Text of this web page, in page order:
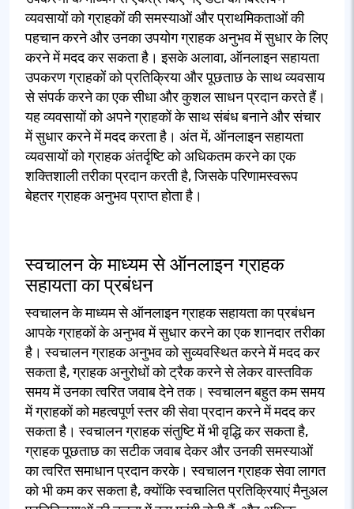
व्यवसायों को ग्राहकों की समस्याओं और प्राथमिकताओं की
पहचान करने और उनका उपयोग ग्राहक अनुभव में सुधार के लिए
करने में मदद कर सकता है। इसके अलावा, ऑनलाइन सहायता
उपकरण ग्राहकों को प्रतिक्रिया और पूछताछ के साथ व्यवसाय
से संपर्क करने का एक सीधा और कुशल साधन प्रदान करते हैं।
यह व्यवसायों को अपने ग्राहकों के साथ संबंध बनाने और संचार
में सुधार करने में मदद करता है। अंत में, ऑनलाइन सहायता
व्यवसायों को ग्राहक अंतर्दृष्टि को अधिकतम करने का एक
शक्तिशाली तरीका प्रदान करती है, जिसके परिणामस्वरूप
बेहतर ग्राहक अनुभव प्राप्त होता है।
स्वचालन के माध्यम से ऑनलाइन ग्राहक
सहायता का प्रबंधन
स्वचालन के माध्यम से ऑनलाइन ग्राहक सहायता का प्रबंधन
आपके ग्राहकों के अनुभव में सुधार करने का एक शानदार तरीका
है। स्वचालन ग्राहक अनुभव को सुव्यवस्थित करने में मदद कर
सकता है, ग्राहक अनुरोधों को ट्रैक करने से लेकर वास्तविक
समय में उनका त्वरित जवाब देने तक। स्वचालन बहुत कम समय
में ग्राहकों को महत्वपूर्ण स्तर की सेवा प्रदान करने में मदद कर
सकता है। स्वचालन ग्राहक संतुष्टि में भी वृद्धि कर सकता है,
ग्राहक पूछताछ का सटीक जवाब देकर और उनकी समस्याओं
का त्वरित समाधान प्रदान करके। स्वचालन ग्राहक सेवा लागत
को भी कम कर सकता है, क्योंकि स्वचालित प्रतिक्रियाएं मैनुअल